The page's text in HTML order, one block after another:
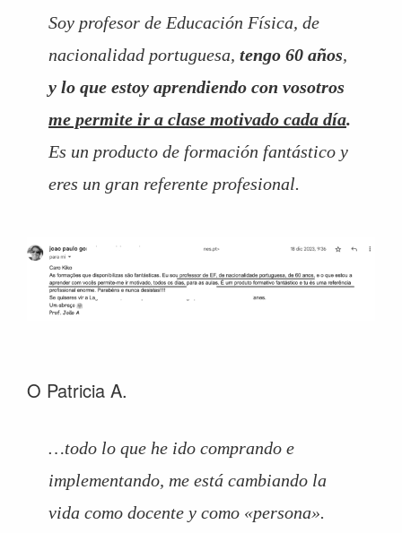
Soy profesor de Educación Física, de
nacionalidad portuguesa, tengo 60 años,
y lo que estoy aprendiendo con vosotros
me permite ir a clase motivado cada día.
Es un producto de formación fantástico y
eres un gran referente profesional.
O Patricia A.
…todo lo que he ido comprando e
implementando, me está cambiando la
vida como docente y como «persona».